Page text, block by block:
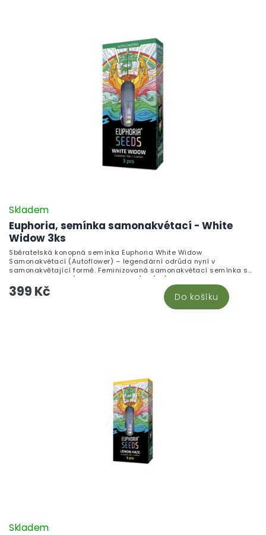
Euphoria, semínka samonakvétací - White
Widow 3ks
Skladem
399 Kč Do košíku
Sběratelská konopná semínka Euphoria White Widow
Samonakvétací (Autoflower) – legendární odrůda nyní v
samonakvětající formě. Feminizovaná samonakvétací semínka s
vyváženou Indica/Sativa genetikou (60/40). Určena výhradě pro
archivaci a genetické studium. Není určena k pěstování.
Skladem